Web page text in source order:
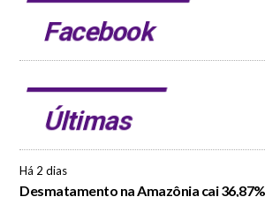
Facebook
Últimas
Há 2 dias
Desmatamento na Amazônia cai